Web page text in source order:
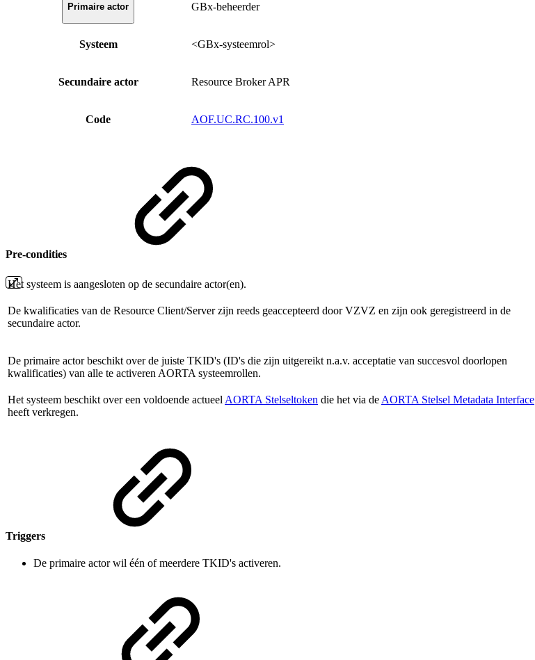
Primaire actor GBx-beheerder
Systeem <GBx-systeemrol>
Secundaire actor Resource Broker APR
Code AOF.UC.RC.100.v1
Pre-condities
Het systeem is aangesloten op de secundaire actor(en).
De kwalificaties van de Resource Client/Server zijn reeds geaccepteerd door VZVZ en zijn ook geregistreerd in de
secundaire actor.
De primaire actor beschikt over de juiste TKID's (ID's die zijn uitgereikt n.a.v. acceptatie van succesvol doorlopen
kwalificaties) van alle te activeren AORTA systeemrollen.
Het systeem beschikt over een voldoende actueel AORTA Stelseltoken die het via de AORTA Stelsel Metadata Interface
heeft verkregen.
Triggers
De primaire actor wil één of meerdere TKID's activeren.